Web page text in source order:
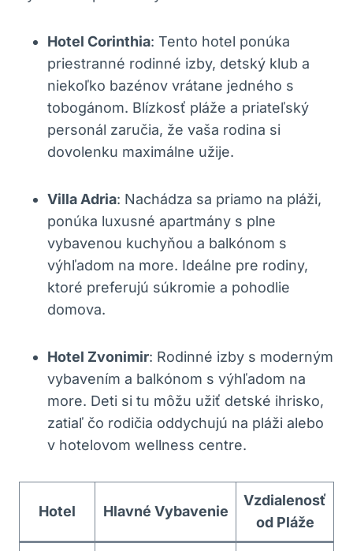
Hotel Corinthia: Tento hotel ponúka
priestranné rodinné izby, detský klub a
niekoľko bazénov vrátane jedného s
tobogánom. Blízkosť pláže a priateľský
personál zaručia, že vaša rodina si
dovolenku maximálne užije.
Villa Adria: Nachádza sa priamo na pláži,
ponúka luxusné apartmány s plne
vybavenou kuchyňou a balkónom s
výhľadom na more. Ideálne pre rodiny,
ktoré preferujú súkromie a pohodlie
domova.
Hotel Zvonimir: Rodinné izby s moderným
vybavením a balkónom s výhľadom na
more. Deti si tu môžu užiť detské ihrisko,
zatiaľ čo rodičia oddychujú na pláži alebo
v hotelovom wellness centre.
Hotel Hlavné Vybavenie
Vzdialenosť
od Pláže